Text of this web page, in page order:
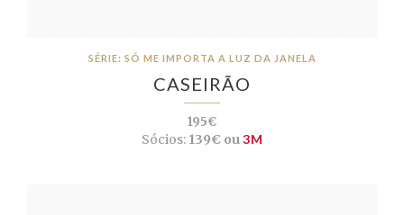
SÉRIE: SÓ ME IMPORTA A LUZ DA JANELA
CASEIRÃO
195€
Sócios:139€ ou3M